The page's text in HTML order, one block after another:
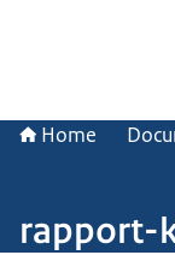
Home
rapport-